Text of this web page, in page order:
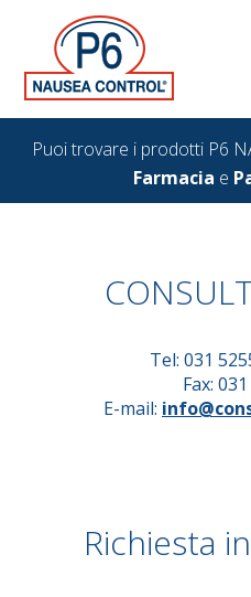
Puoi trovare i prodotti P6
Farmacia e
Tel: 031
Fax:
E-mail:
Richiesta